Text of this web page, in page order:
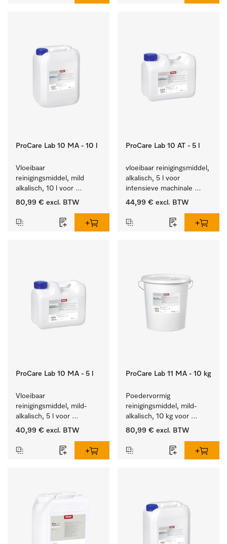
ProCare Lab 10 MA - 10 l
Vloeibaar
reinigingsmiddel, mild
alkalisch, 10 l voor
materiaalbesparende,
laboratoriumglasw. en -
80,99 € excl. BTW
ProCare Lab 10 AT - 5 l
vloeibaar reinigingsmiddel,
alkalisch, 5 l voor
intensieve machinale
reiniging van
gerei.
44,99 € excl. BTW
ProCare Lab 10 MA - 5 l
Vloeibaar
reinigingsmiddel, mild-
alkalisch, 5 l voor
materiaalbesparende,
laboratoriumglasw. en -
40,99 € excl. BTW
ProCare Lab 11 MA - 10 kg
Poedervormig
reinigingsmiddel, mild-
alkalisch, 10 kg voor
materiaalbesparende,
laboratoriumglasw. en -
80,99 € excl. BTW